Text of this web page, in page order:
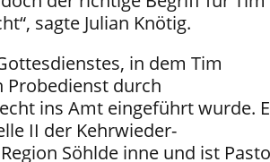
sagte Julian Knötig.
in dem Tim
Probedienst durch
ins Amt eingeführt wurde.
II der Kehrwieder-
Söhlde inne und ist